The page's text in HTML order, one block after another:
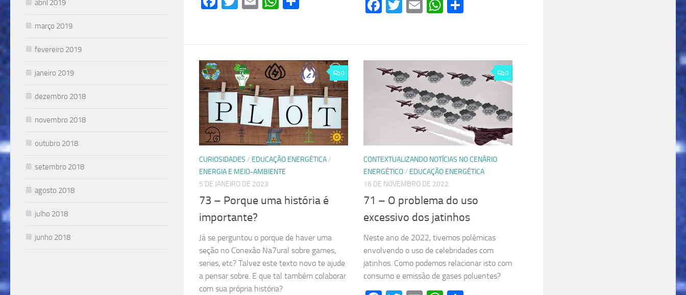
Facebook
Twitter
EmailWhatsApp
0
CURIOSIDADES / EDUCAÇÃO ENERGÉTICA/
ENERGIA E MEIO-AMBIENTE
5 DE JANEIRO DE 2023
73 – Porque uma história é
importante?
Já se perguntou o porque de haver uma
seção no Conexão Na7ural sobre games,
series, etc? Talvez este texto novo te ajude
a pensar sobre. E que tal também colaborar
com sua própria história?
0
CONTEXTUALIZANDO NOTÍCIAS NO CENÁRIO
ENERGÉTICO/ EDUCAÇÃO ENERGÉTICA
16 DE NOVEMBRO DE 2022
71 – O problema do uso
excessivo dos jatinhos
Neste ano de 2022, tivemos polêmicas
envolvendo o uso de celebridades com
jatinhos. Como podemos relacionar isto com
consumo e emissão de gases poluentes?
abril 2019
março 2019
fevereiro 2019
janeiro 2019
dezembro 2018
novembro 2018
outubro 2018
setembro 2018
agosto 2018
julho 2018
junho 2018